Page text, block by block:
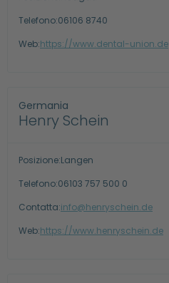
Telefono:06106 8740
Web:https://www.dental-union.de
Germania
Henry Schein
Posizione:Langen
Telefono:06103 757 500 0
Contatta:info@henryschein.de
Web:https://www.henryschein.de